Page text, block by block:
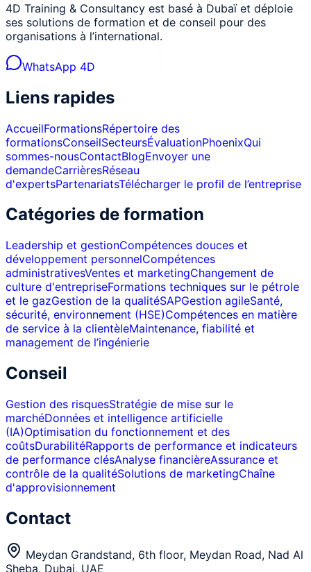
4D Training & Consultancy est basé à Dubaï et déploie
ses solutions de formation et de conseil pour des
organisations à l’international.
WhatsApp 4D
Liens rapides
AccueilFormationsRépertoire des
formationsConseilSecteursÉvaluationPhoenixQui
sommes-nousContactBlogEnvoyer une
demandeCarrièresRéseau
d'expertsPartenariatsTélécharger le profil de l’entreprise
Catégories de formation
Leadership et gestionCompétences douces et
développement personnelCompétences
administrativesVentes et marketingChangement de
culture d'entrepriseFormations techniques sur le pétrole
et le gazGestion de la qualitéSAPGestion agileSanté,
sécurité, environnement (HSE)Compétences en matière
de service à la clientèleMaintenance, fiabilité et
management de l’ingénierie
Conseil
Gestion des risquesStratégie de mise sur le
marchéDonnées et intelligence artificielle
(IA)Optimisation du fonctionnement et des
coûtsDurabilitéRapports de performance et indicateurs
de performance clésAnalyse financièreAssurance et
contrôle de la qualitéSolutions de marketingChaîne
d'approvisionnement
Contact
Meydan Grandstand, 6th floor, Meydan Road, Nad Al
Sheba, Dubai, UAE